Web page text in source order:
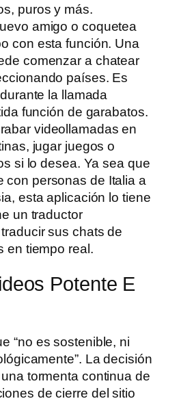
puros y más.
amigo o coquetea
con esta función. Una
comenzar a chatear
países. Es
la llamada
función de garabatos.
videollamadas en
jugar juegos o
si lo desea. Ya sea que
con personas de Italia a
esta aplicación lo tiene
un traductor
sus chats de
en tiempo real.
Potente E
“no es sostenible, ni
La decisión
tormenta continua de
de cierre del sitio